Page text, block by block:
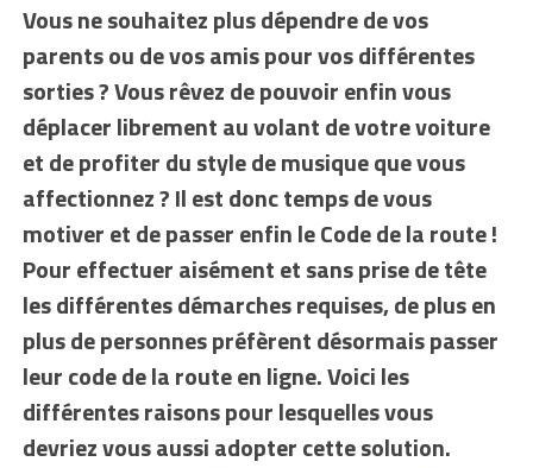
Vous ne souhaitez plus dépendre de vos
parents ou de vos amis pour vos différentes
sorties ? Vous rêvez de pouvoir enfin vous
déplacer librement au volant de votre voiture
et de profiter du style de musique que vous
affectionnez ? Il est donc temps de vous
motiver et de passer enfin le Code de la route !
Pour effectuer aisément et sans prise de tête
les différentes démarches requises, de plus en
plus de personnes préfèrent désormais passer
leur code de la route en ligne. Voici les
différentes raisons pour lesquelles vous
devriez vous aussi adopter cette solution.